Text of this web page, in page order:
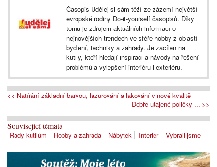
Časopis Udělej si sám těží ze zázemí největší
evropské rodiny Do-it-yourself časopisů. Díky
tomu je zdrojem aktuálních informací o
nejnovějších trendech ve sféře hobby z oblastí
bydlení, techniky a zahrady. Je zacílen na
kutily, kteří hledají inspiraci a návody na řešení
problémů a vylepšení interiéru i exteriéru.
<< Natírání základní barvou, lazurování a lakování v nové kvalitě
Dobře utajené poličky ... >>
Související témata
Rady kutilům Hobby a zahrada Nábytek Interiér Vybrali jsme